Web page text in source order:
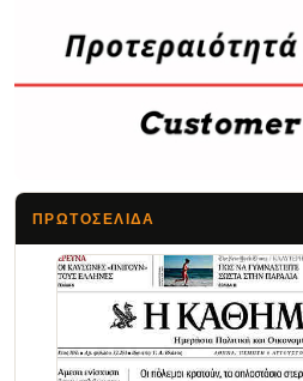
ΠΡΩΤΟΣΈΛΙΔΑ